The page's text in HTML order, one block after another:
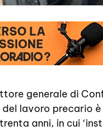
generale di
del lavoro precario
anni, in cui